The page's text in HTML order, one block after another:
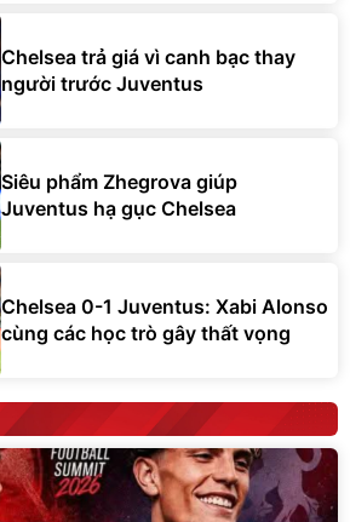
Chelsea trả giá vì canh bạc thay
người trước Juventus
Siêu phẩm Zhegrova giúp
Juventus hạ gục Chelsea
Chelsea 0-1 Juventus: Xabi Alonso
cùng các học trò gây thất vọng